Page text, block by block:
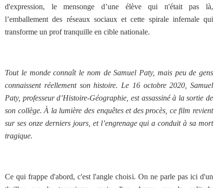
d'expression, le mensonge d’une élève qui n'était pas là,
l’emballement des réseaux sociaux et cette spirale infernale qui
transforme un prof tranquille en cible nationale.
Tout le monde connaît le nom de Samuel Paty, mais peu de gens
connaissent réellement son histoire. Le 16 octobre 2020, Samuel
Paty, professeur d’Histoire-Géographie, est assassiné à la sortie de
son collège. À la lumière des enquêtes et des procès, ce film revient
sur ses onze derniers jours, et l’engrenage qui a conduit à sa mort
tragique.
Ce qui frappe d'abord, c'est l'angle choisi. On ne parle pas ici d'un